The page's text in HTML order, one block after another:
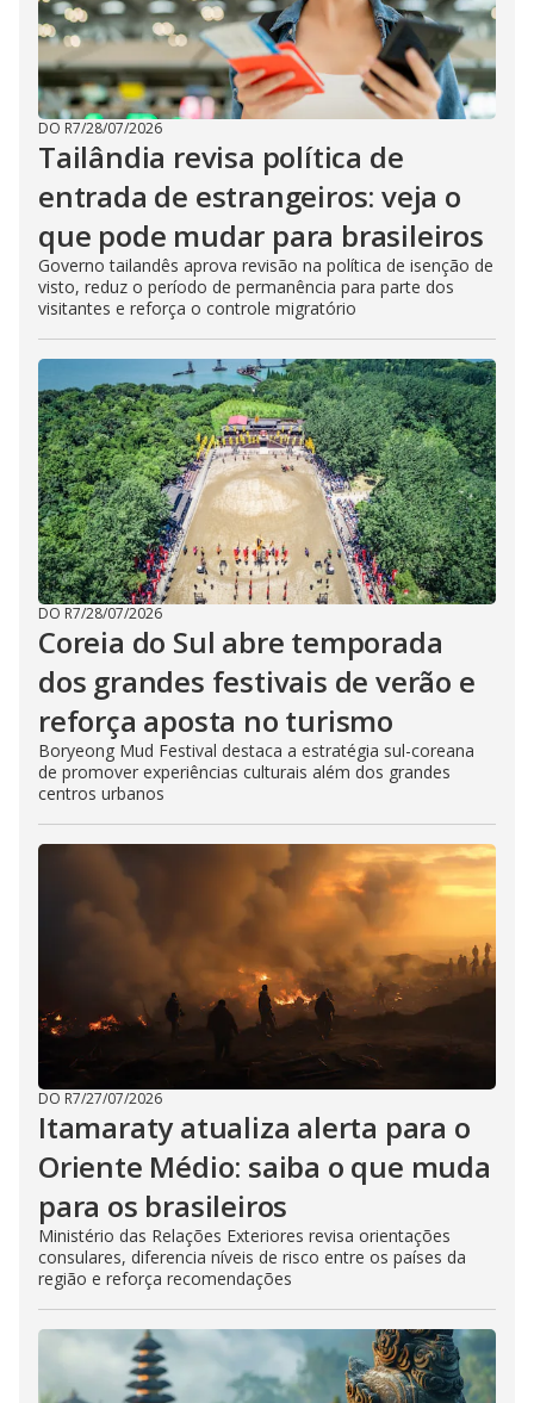
DO R7/28/07/2026
Tailândia revisa política de
entrada de estrangeiros: veja o
que pode mudar para brasileiros
Governo tailandês aprova revisão na política de isenção de
visto, reduz o período de permanência para parte dos
visitantes e reforça o controle migratório
DO R7/28/07/2026
Coreia do Sul abre temporada
dos grandes festivais de verão e
reforça aposta no turismo
Boryeong Mud Festival destaca a estratégia sul-coreana
de promover experiências culturais além dos grandes
centros urbanos
DO R7/27/07/2026
Itamaraty atualiza alerta para o
Oriente Médio: saiba o que muda
para os brasileiros
Ministério das Relações Exteriores revisa orientações
consulares, diferencia níveis de risco entre os países da
região e reforça recomendações